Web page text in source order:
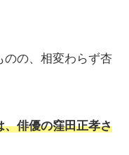
のの、相変わらず杏
、俳優の窪田正孝さ